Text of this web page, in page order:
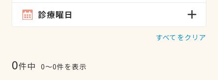
診療曜日
すべてをクリア
0件中 0〜0件を表示